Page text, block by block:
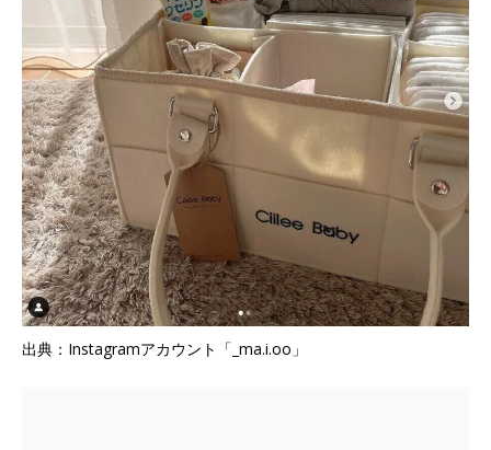
出典：Instagramアカウント「_ma.i.oo」